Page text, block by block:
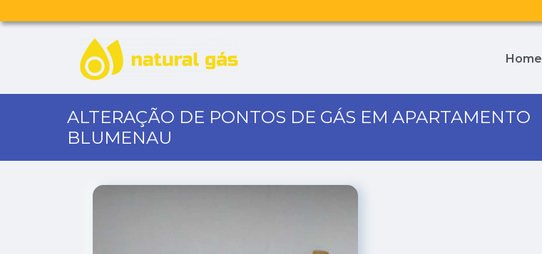
Home
ALTERAÇÃO DE PONTOS DE GÁS EM APARTAMENTO
BLUMENAU